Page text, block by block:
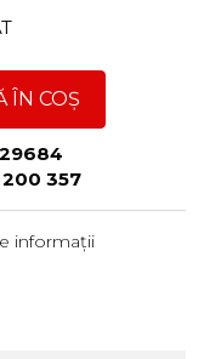
ÎN COȘ
357
informații